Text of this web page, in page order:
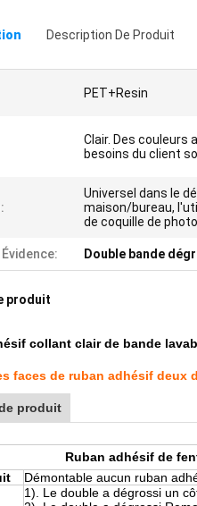
Description De Produit
PET+Resin
Clair. Des couleurs
besoins du client
Universel dans le
maison/bureau,
de coquille de
Double bande
produit
collant clair de bande
faces de ruban adhésif deux
produit
Ruban adhésif de
Démontable aucun ruban
1). Le double a dégrossi un